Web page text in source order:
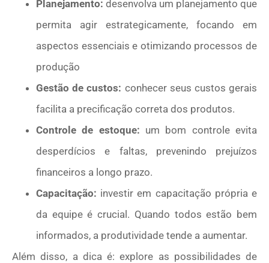
Planejamento: desenvolva um planejamento que
permita agir estrategicamente, focando em
aspectos essenciais e otimizando processos de
produção
Gestão de custos: conhecer seus custos gerais
facilita a precificação correta dos produtos.
Controle de estoque: um bom controle evita
desperdícios e faltas, prevenindo prejuízos
financeiros a longo prazo.
Capacitação: investir em capacitação própria e
da equipe é crucial. Quando todos estão bem
informados, a produtividade tende a aumentar.
Além disso, a dica é: explore as possibilidades de